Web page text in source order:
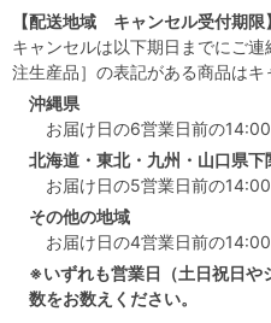
【配送地域 キャンセル受付期限】
キャンセルは以下期日までにご
注生産品］の表記がある商品はキ
沖縄県
お届け日の6営業日前の
北海道・東北・九州・山口県下
お届け日の5営業日前の
その他の地域
お届け日の4営業日前の
※いずれも営業日（土日祝日や
数をお数えください。